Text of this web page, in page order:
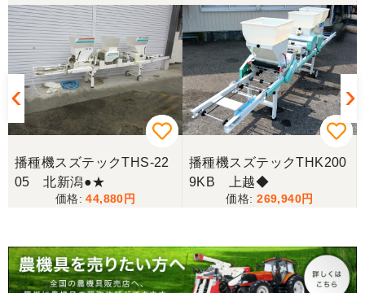
スタッフの鈴木さんが親切で機械に詳しく 丁寧にご
対応頂きました。 ありがとう！ 少し距離はあります
が、今後も農機具を買う際はのうき屋さんを利用し
ようと思います。
三重県／miraisann
写真と現物が違いすぎる
三重県／谷本勝美
こちらの、対応も、よく、大変、満足、です。
三重県／谷本勝美
播種機スズテックTHS-22
05 北新潟●★
44,880
播種機スズテックTHK200
9KB 上越◆
269,940